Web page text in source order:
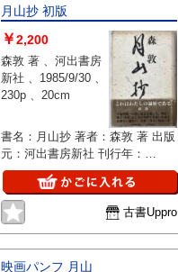
月山抄 初版
￥2,200
森敦 著 、河出書房
新社 、1985/9/30 、
230p 、20cm
書名：月山抄 著者：森敦 著 出版
元：河出書房新社 刊行年：
1985/09/30 版表示：初版 説明：
森敦の著作『月山抄』は、1985
年9月に河出書房新社から初版と
して刊行された作品です。本書は
古書Uppro
映画パンフ 月山